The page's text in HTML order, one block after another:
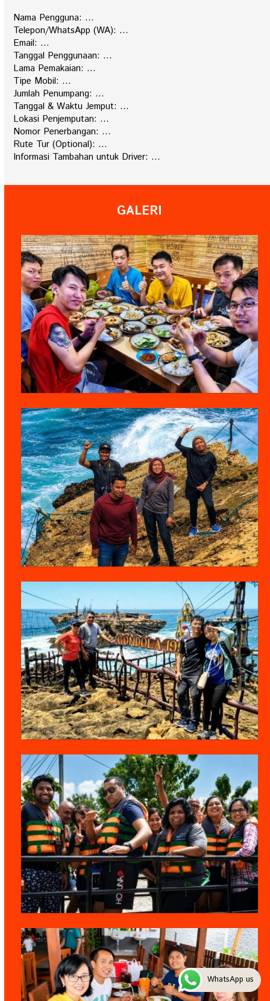
Nama Pengguna: …
Telepon/WhatsApp (WA): …
Email: …
Tanggal Penggunaan: …
Lama Pemakaian: …
Tipe Mobil: …
Jumlah Penumpang: …
Tanggal & Waktu Jemput: …
Lokasi Penjemputan: …
Nomor Penerbangan: …
Rute Tur (Optional): …
Informasi Tambahan untuk Driver: …
GALERI
WhatsApp us